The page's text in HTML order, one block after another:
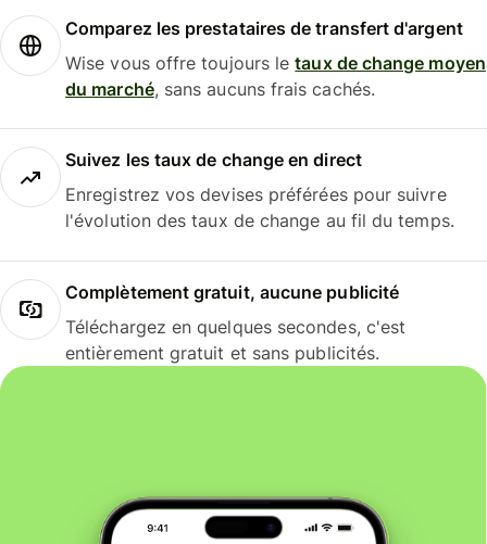
Comparez les prestataires de transfert d'argent
Wise vous offre toujours letaux de change moyen
du marché, sans aucuns frais cachés.
Suivez les taux de change en direct
Enregistrez vos devises préférées pour suivre
l'évolution des taux de change au fil du temps.
Complètement gratuit, aucune publicité
Téléchargez en quelques secondes, c'est
entièrement gratuit et sans publicités.